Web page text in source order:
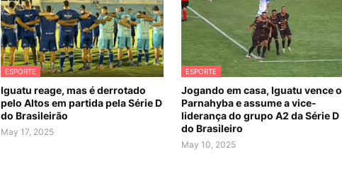
ESPORTE
Iguatu reage, mas é derrotado
pelo Altos em partida pela Série D
do Brasileirão
May 17, 2025
ESPORTE
Jogando em casa, Iguatu vence o
Parnahyba e assume a vice-
liderança do grupo A2 da Série D
do Brasileiro
May 10, 2025